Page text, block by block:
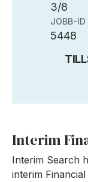
3/8
JOBB-ID
5448
Interim
Interim Search
interim